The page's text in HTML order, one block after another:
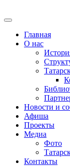
Главная
О нас
Новости и
Афиша
Проекты
Медиа
Фото
Контакты